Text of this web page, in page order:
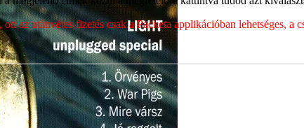
utánvétes fizetés csak a Packeta applikációban lehetséges, a